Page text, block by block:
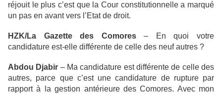
réjouit le plus c’est que la Cour constitutionnelle a marqué
un pas en avant vers l’Etat de droit.
HZK/La Gazette des Comores– En quoi votre
candidature est-elle différente de celle des neuf autres ?
Abdou Djabir – Ma candidature est différente de celle des
autres, parce que c’est une candidature de rupture par
rapport à la gestion antérieure des Comores. Avec mon